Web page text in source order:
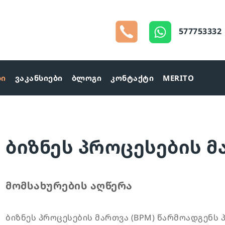
577753332
ვაკანსიები ბლოგი კონტაქტი MERITO
ბიზნეს პროცესების
მომსახურების აღწერა
ბიზნეს პროცესების მართვა (BPM)